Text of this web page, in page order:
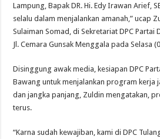
Lampung, Bapak DR. Hi. Edy Irawan Arief,
selalu dalam menjalankan amanah,” ucap
Sulaiman Somad, di Sekretariat DPC Partai
Jl. Cemara Gunsak Menggala pada Selasa
Disinggung awak media, kesiapan DPC
Bawang untuk menjalankan program kerja
dan jangka panjang, Zuldin mengatakan,
terus.
“Karna sudah kewajiban, kami di DPC